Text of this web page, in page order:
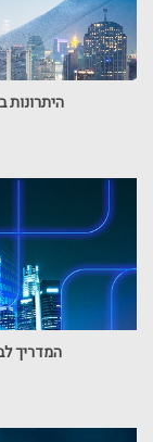
היתרונות
המדריך